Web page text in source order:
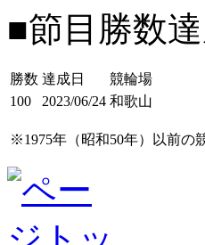
■節目勝数
勝数 達成日
競輪場
100
2023/06/24 和歌山
※1975年（昭和50年）以前の